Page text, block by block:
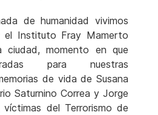
de humanidad vivimos
el Instituto Fray Mamerto
ciudad, momento en que
para nuestras
de vida de Susana
Saturnino Correa y Jorge
víctimas del Terrorismo de